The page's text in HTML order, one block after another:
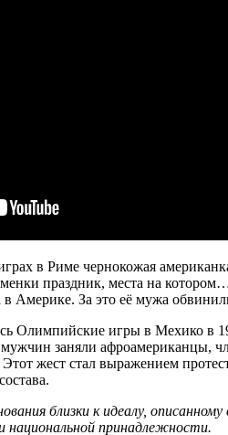
в Риме чернокожая
праздник, места на
в Америке. За это её мужа
Олимпийские игры в Мехико в
мужчин заняли
жест стал выражением
близки к идеалу,
национальной принадлежности.